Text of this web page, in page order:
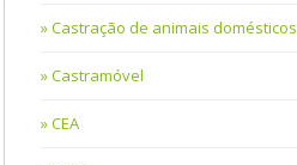
Castração de animais domésticos
Castramóvel
CEA